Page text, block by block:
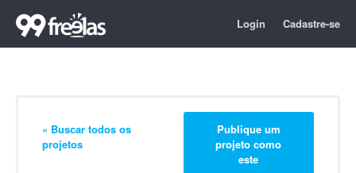
Login Cadastre-se
« Buscar todos os
projetos
Publique um
projeto como
este